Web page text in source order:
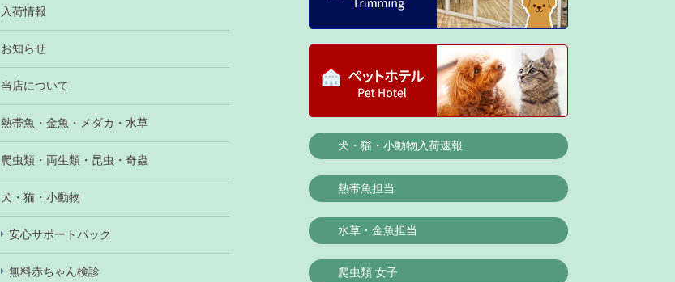
入荷情報
お知らせ
当店について
熱帯魚・金魚・メダカ・水草
爬虫類・両生類・昆虫・奇蟲
犬・猫・小動物
安心サポートパック
無料赤ちゃん検診
犬・猫・小動物入荷速報
熱帯魚担当
水草・金魚担当
爬虫類 女子